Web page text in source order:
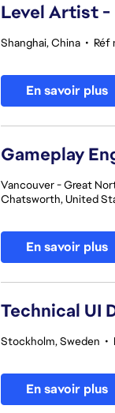
Level Artist
Shanghai, China • Réf
En savoir plus
Gameplay
Vancouver - Great
Chatsworth, United
En savoir plus
Technical UI
Stockholm, Sweden •
En savoir plus